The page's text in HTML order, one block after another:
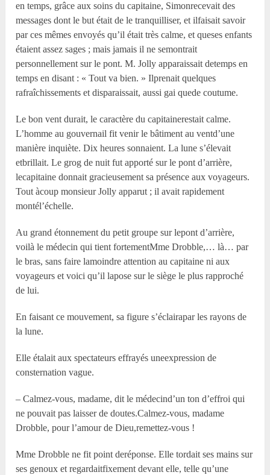
en temps, grâce aux soins du capitaine, Simonrecevait des
messages dont le but était de le tranquilliser, et ilfaisait savoir
par ces mêmes envoyés qu’il était très calme, et queses enfants
étaient assez sages ; mais jamais il ne semontrait
personnellement sur le pont. M. Jolly apparaissait detemps en
temps en disant : « Tout va bien. » Ilprenait quelques
rafraîchissements et disparaissait, aussi gai quede coutume.
Le bon vent durait, le caractère du capitainerestait calme.
L’homme au gouvernail fit venir le bâtiment au ventd’une
manière inquiète. Dix heures sonnaient. La lune s’élevait
etbrillait. Le grog de nuit fut apporté sur le pont d’arrière,
lecapitaine donnait gracieusement sa présence aux voyageurs.
Tout àcoup monsieur Jolly apparut ; il avait rapidement
montél’échelle.
Au grand étonnement du petit groupe sur lepont d’arrière,
voilà le médecin qui tient fortementMme Drobble,… là… par
le bras, sans faire lamoindre attention au capitaine ni aux
voyageurs et voici qu’il lapose sur le siège le plus rapproché
de lui.
En faisant ce mouvement, sa figure s’éclairapar les rayons de
la lune.
Elle étalait aux spectateurs effrayés uneexpression de
consternation vague.
– Calmez-vous, madame, dit le médecind’un ton d’effroi qui
ne pouvait pas laisser de doutes.Calmez-vous, madame
Drobble, pour l’amour de Dieu,remettez-vous !
Mme Drobble ne fit point deréponse. Elle tordait ses mains sur
ses genoux et regardaitfixement devant elle, telle qu’une